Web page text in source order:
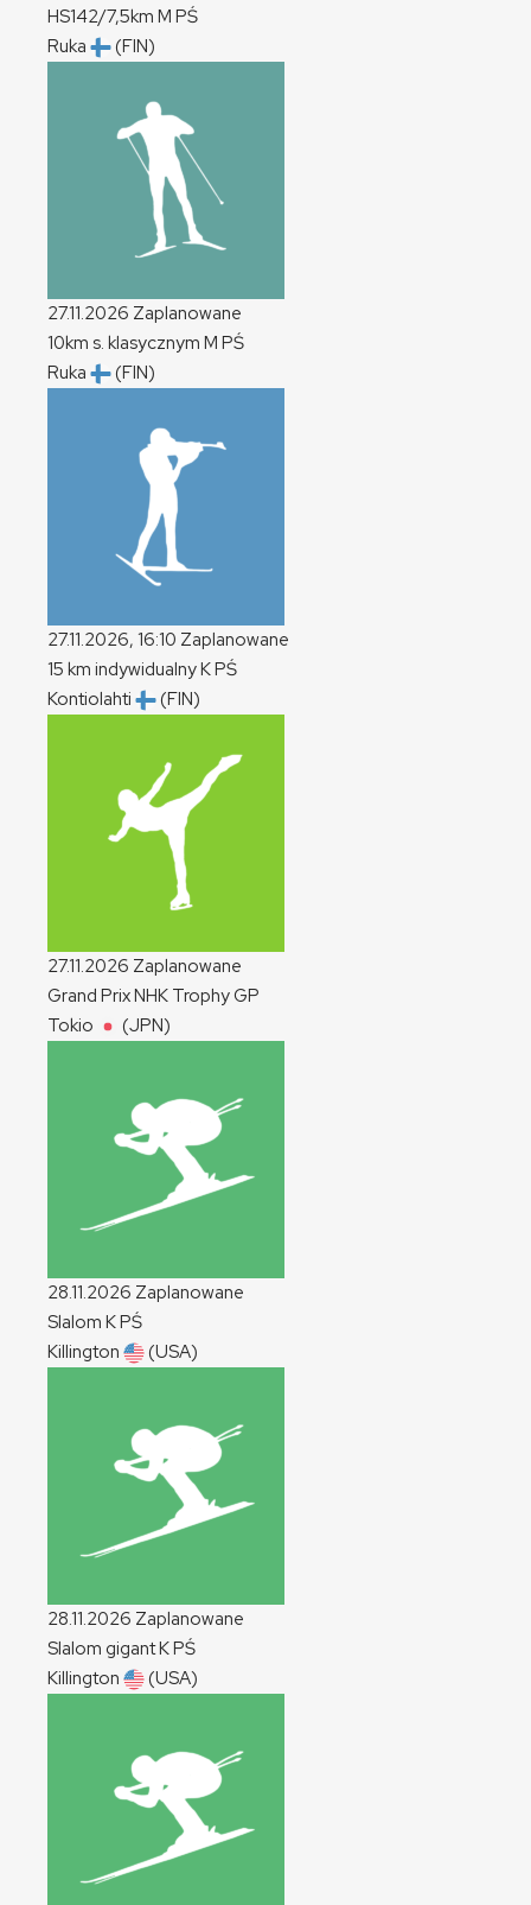
HS142/7,5km M PŚ
Ruka
(FIN)
27.11.2026 Zaplanowane
10km s. klasycznym M PŚ
Ruka
(FIN)
27.11.2026, 16:10 Zaplanowane
15 km indywidualnyKPŚ
Kontiolahti
(FIN)
27.11.2026 Zaplanowane
Grand Prix NHK TrophyGP
Tokio
(JPN)
28.11.2026 Zaplanowane
Slalom KPŚ
Killington
(USA)
28.11.2026 Zaplanowane
Slalom gigantKPŚ
Killington
(USA)